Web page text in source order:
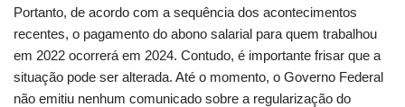
Portanto, de acordo com a sequência dos acontecimentos
recentes, o pagamento do abono salarial para quem trabalhou
em 2022 ocorrerá em 2024. Contudo, é importante frisar que a
situação pode ser alterada. Até o momento, o Governo Federal
não emitiu nenhum comunicado sobre a regularização do